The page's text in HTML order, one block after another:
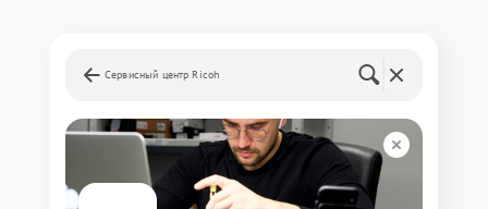
Сервисный центр Ricoh